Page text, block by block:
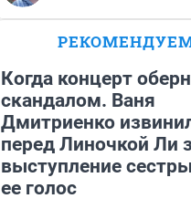
Когда концерт
скандалом. Ваня
Дмитриенко
перед Линочкой Ли
выступление
ее голос